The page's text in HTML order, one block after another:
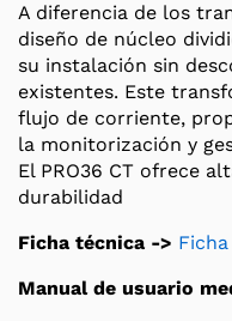
A diferencia de los
diseño de núcleo
su instalación sin
existentes. Este
flujo de corriente,
la monitorización y
El PRO36 CT ofrece
durabilidad
Ficha técnica -> Ficha
Manual de usuario